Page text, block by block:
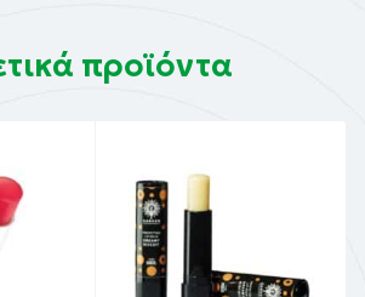
προϊόντα